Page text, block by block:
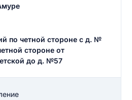
по четной стороне с д. №
стороне от
до д. №57